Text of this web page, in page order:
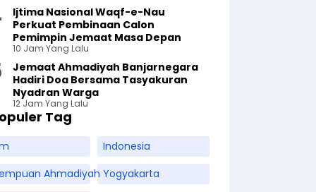
Ijtima Nasional Waqf-e-Nau
Perkuat Pembinaan Calon
Pemimpin Jemaat Masa Depan
10 Jam Yang Lalu
Jemaat Ahmadiyah Banjarnegara
Hadiri Doa Bersama Tasyakuran
Nyadran Warga
12 Jam Yang Lalu
Tag
Indonesia
Ahmadiyah Yogyakarta